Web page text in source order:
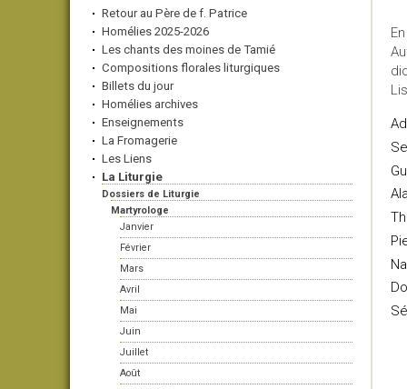
Retour au Père de f. Patrice
Homélies 2025-2026
Les chants des moines de Tamié
Compositions florales liturgiques
Billets du jour
Homélies archives
Enseignements
La Fromagerie
Les Liens
La Liturgie
Dossiers de Liturgie
Martyrologe
Janvier
Février
Mars
Avril
Mai
Juin
Juillet
Août